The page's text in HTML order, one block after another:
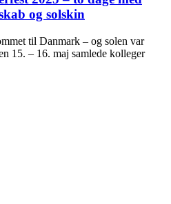
og solskin
til Danmark – og solen var
15. – 16. maj samlede kolleger